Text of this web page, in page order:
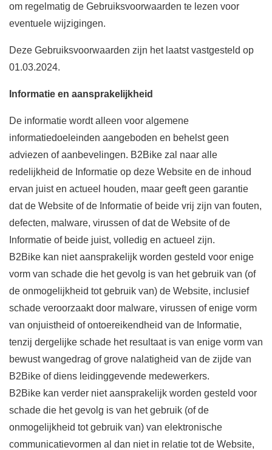
om regelmatig de Gebruiksvoorwaarden te lezen voor
eventuele wijzigingen.
Deze Gebruiksvoorwaarden zijn het laatst vastgesteld op
01.03.2024.
Informatie en aansprakelijkheid
De informatie wordt alleen voor algemene
informatiedoeleinden aangeboden en behelst geen
adviezen of aanbevelingen. B2Bike zal naar alle
redelijkheid de Informatie op deze Website en de inhoud
ervan juist en actueel houden, maar geeft geen garantie
dat de Website of de Informatie of beide vrij zijn van fouten,
defecten, malware, virussen of dat de Website of de
Informatie of beide juist, volledig en actueel zijn.
B2Bike kan niet aansprakelijk worden gesteld voor enige
vorm van schade die het gevolg is van het gebruik van (of
de onmogelijkheid tot gebruik van) de Website, inclusief
schade veroorzaakt door malware, virussen of enige vorm
van onjuistheid of ontoereikendheid van de Informatie,
tenzij dergelijke schade het resultaat is van enige vorm van
bewust wangedrag of grove nalatigheid van de zijde van
B2Bike of diens leidinggevende medewerkers.
B2Bike kan verder niet aansprakelijk worden gesteld voor
schade die het gevolg is van het gebruik (of de
onmogelijkheid tot gebruik van) van elektronische
communicatievormen al dan niet in relatie tot de Website,